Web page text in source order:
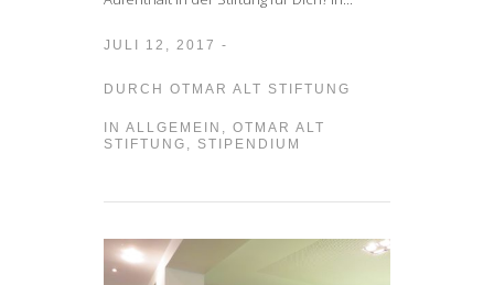
JULI 12, 2017 -
DURCH OTMAR ALT STIFTUNG
IN ALLGEMEIN , OTMAR ALT
STIFTUNG , STIPENDIUM